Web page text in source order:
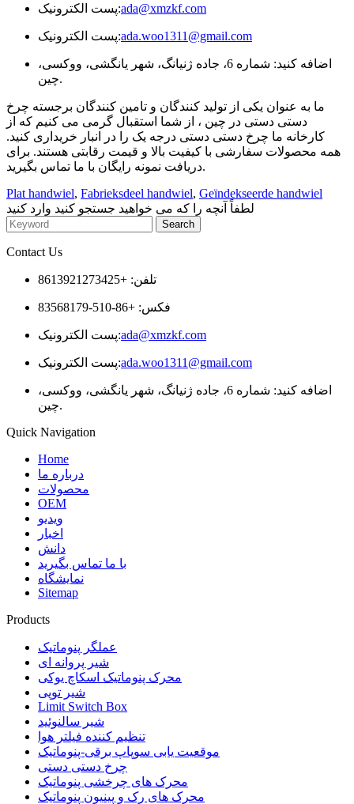
پست الکترونیک:ada@xmzkf.com
پست الکترونیک:ada.woo1311@gmail.com
اضافه کنید: شماره 6، جاده ژنیانگ، شهر یانگشی، ووکسی،
چین.
ما به عنوان یکی از تولید کنندگان و تامین کنندگان برجسته چرخ
دستی دستی در چین ، از شما استقبال گرمی می کنیم که از
کارخانه ما چرخ دستی دستی درجه یک را در انبار خریداری کنید.
همه محصولات سفارشی با کیفیت بالا و قیمت رقابتی هستند. برای
دریافت نمونه رایگان با ما تماس بگیرید.
Plat handwiel, Fabrieksdeel handwiel, Geïndekseerde handwiel
لطفاً آنچه را که می خواهید جستجو کنید وارد کنید
Contact Us
تلفن: +8613921273425
فکس: +86-510-83568179
پست الکترونیک:ada@xmzkf.com
پست الکترونیک:ada.woo1311@gmail.com
اضافه کنید: شماره 6، جاده ژنیانگ، شهر یانگشی، ووکسی،
چین.
Quick Navigation
Home
درباره ما
محصولات
OEM
ویدیو
اخبار
دانش
با ما تماس بگیرید
نمایشگاه
Sitemap
Products
عملگر پنوماتیک
شیر پروانه ای
محرک پنوماتیک اسکاچ یوکی
شیر توپی
Limit Switch Box
شیر سالنوئید
تنظیم کننده فیلتر هوا
موقعیت یابی سوپاپ برقی-پنوماتیک
چرخ دستی دستی
محرک های چرخشی پنوماتیک
محرک های رک و پینیون پنوماتیک